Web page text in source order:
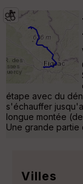
étape avec du
s'échauffer
longue montée
Une grande partie
Villes